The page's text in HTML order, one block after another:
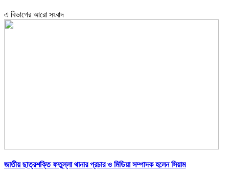
এ বিভাগের আরো সংবাদ
জাতীয় ছাত্রশক্তি ফতুল্লা থানার প্রচার ও মিডিয়া সম্পাদক হলেন সিয়াম